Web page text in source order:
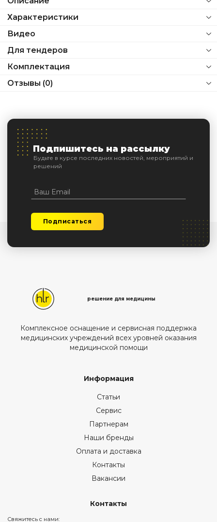
Характеристики
Видео
Для тендеров
Комплектация
Отзывы (0)
Подпишитесь на рассылку
Будьте в курсе последних новостей, мероприятий и
решений
Подписаться
решение для медицины
Комплексное оснащение и сервисная поддержка
медицинских учреждений всех уровней оказания
медицинской помощи
Информация
Статьи
Сервис
Партнерам
Наши бренды
Оплата и доставка
Контакты
Вакансии
Контакты
Свяжитесь с нами: